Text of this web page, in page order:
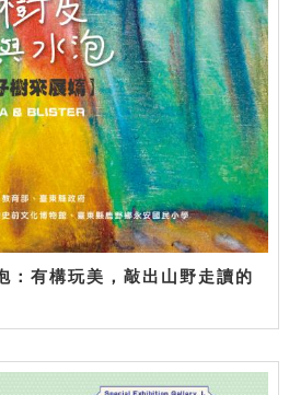
：有構玩美，敲出山野走讀的